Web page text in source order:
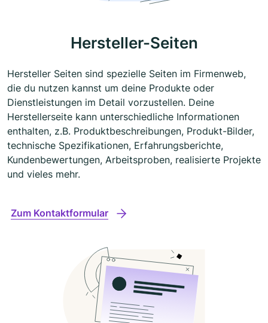
Hersteller-Seiten
Hersteller Seiten sind spezielle Seiten im Firmenweb,
die du nutzen kannst um deine Produkte oder
Dienstleistungen im Detail vorzustellen. Deine
Herstellerseite kann unterschiedliche Informationen
enthalten, z.B. Produktbeschreibungen, Produkt-Bilder,
technische Spezifikationen, Erfahrungsberichte,
Kundenbewertungen, Arbeitsproben, realisierte Projekte
und vieles mehr.
Zum Kontaktformular